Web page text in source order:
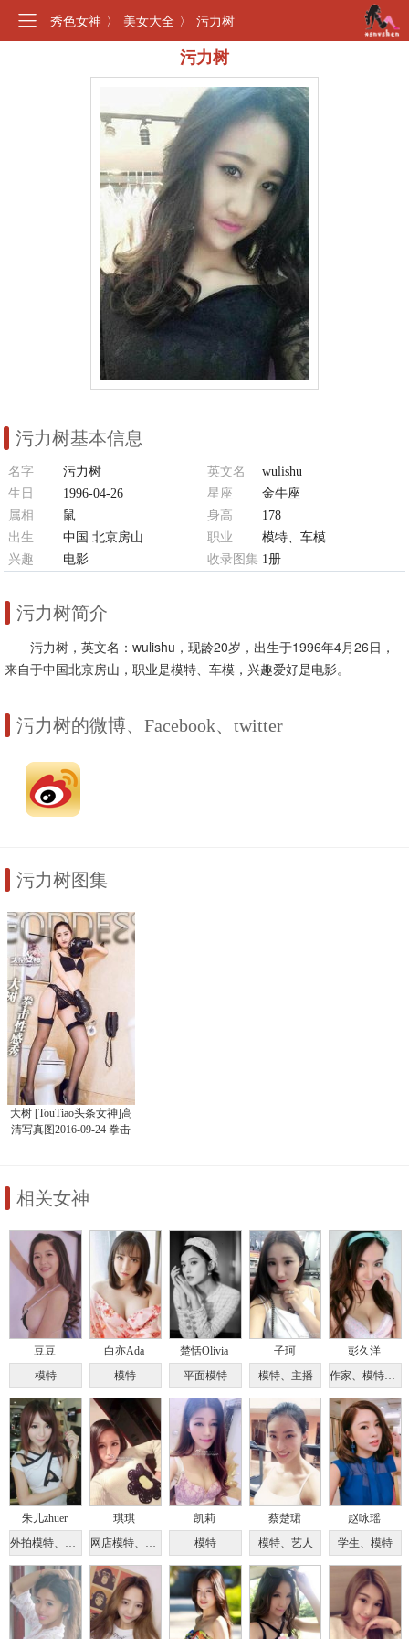
秀色女神 〉 美女大全 〉 污力树
污力树
污力树基本信息
名字 污力树 英文名
wulishu
生日
1996-04-26 星座
金牛座
属相
鼠 身高
178
出生
中国 北京房山 职业
模特、车模
兴趣
电影 收录图集 1册
污力树简介
污力树，英文名：wulishu，现龄20岁，出生于1996年4月26日，
来自于中国北京房山，职业是模特、车模，兴趣爱好是电影。
污力树的微博、Facebook、twitter
污力树图集
大树 [TouTiao头条女神]高
清写真图2016-09-24 拳击
相关女神
豆豆
模特
白亦Ada
模特
楚恬Olivia
平面模特
子珂
模特、主播
彭久洋
作家、模特、演员、足球宝贝
朱儿zhuer
外拍模特、舞者
琪琪
网店模特、淘宝店长
凯莉
模特
蔡楚珺
模特、艺人
赵咏瑶
学生、模特